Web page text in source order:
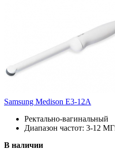
Samsung Medison E3-12A
Ректально-вагинальный
Диапазон частот: 3-12
В наличии